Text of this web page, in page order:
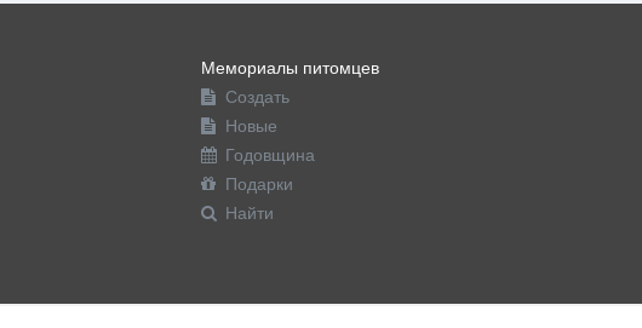
Мемориалы питомцев
Создать
Новые
Годовщина
Подарки
Найти